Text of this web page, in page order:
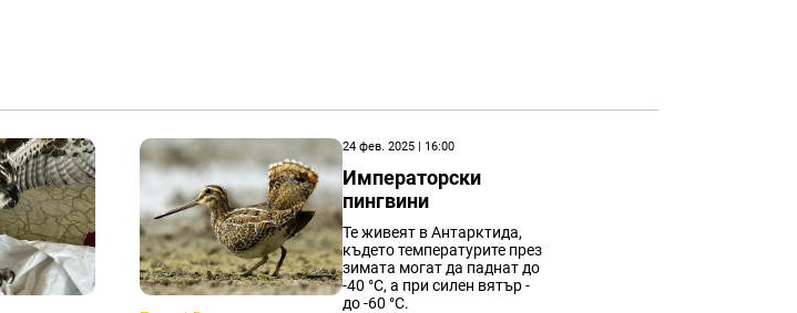
24 фев. 2025 | 16:00
Императорски
пингвини
Те живеят в Антарктида,
където температурите през
зимата могат да паднат до
-40 °C, а при силен вятър -
до -60 °C.